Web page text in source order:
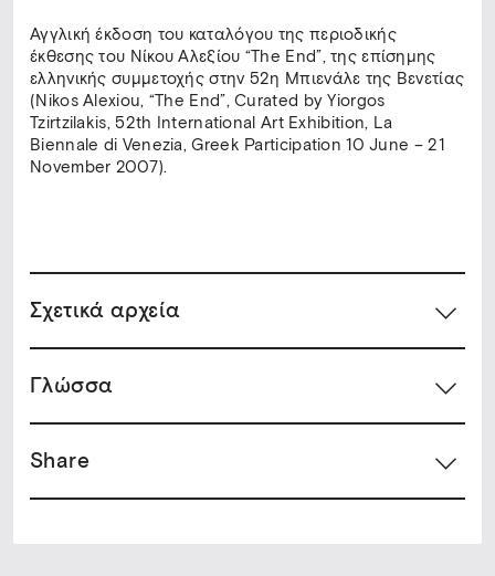
Αγγλική έκδοση του καταλόγου της περιοδικής
έκθεσης του Νίκου Αλεξίου “Τhe End”, της επίσημης
ελληνικής συμμετοχής στην 52η Μπιενάλε της Βενετίας
(Nikos Alexiou, “The End”, Curated by Yiorgos
Tzirtzilakis, 52th International Art Exhibition, La
Biennale di Venezia, Greek Participation 10 June – 21
November 2007).
Σχετικά αρχεία
Γλώσσα
Share